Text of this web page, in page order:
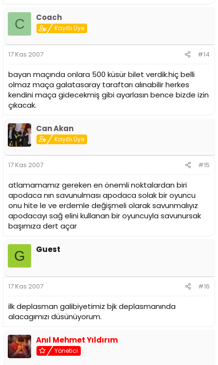
C Coach
Kayıtlı Üye
17 Kas 2007 #14
bayan maçında onlara 500 küsür bilet verdik.hiç belli
olmaz maça galatasaray taraftarı alınabilir herkes
kendini maça gidecekmiş gibi ayarlasın bence bizde izin
çıkacak.
Can Akan
Kayıtlı Üye
17 Kas 2007 #15
atlamamamız gereken en önemli noktalardan biri
apodaca nın savunulması apodaca solak bir oyuncu
onu hite le ve erdemle değişmeli olarak savunmalıyız
apodacayı sağ elini kullanan bir oyuncuyla savunursak
başımıza dert açar
G Guest
17 Kas 2007 #16
ilk deplasman galibiyetimiz bjk deplasmanında
alacagımızı düsünüyorum.
Anıl Mehmet Yıldırım
Yönetici